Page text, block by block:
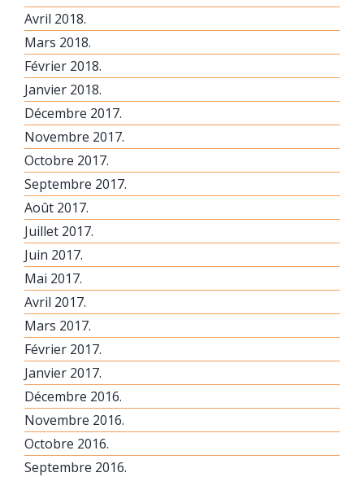
Avril 2018.
Mars 2018.
Février 2018.
Janvier 2018.
Décembre 2017.
Novembre 2017.
Octobre 2017.
Septembre 2017.
Août 2017.
Juillet 2017.
Juin 2017.
Mai 2017.
Avril 2017.
Mars 2017.
Février 2017.
Janvier 2017.
Décembre 2016.
Novembre 2016.
Octobre 2016.
Septembre 2016.